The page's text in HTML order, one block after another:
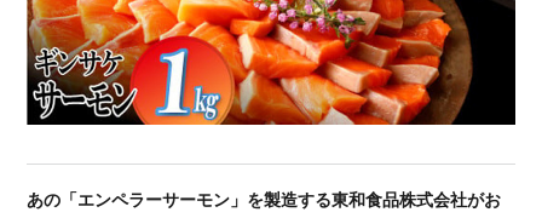
あの「エンペラーサーモン」を製造する東和食品株式会社がお